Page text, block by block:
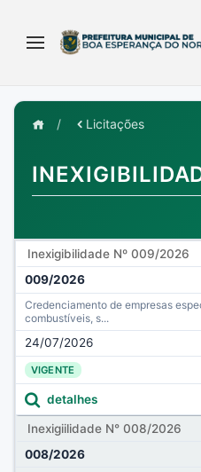
/ Licitações
Inexigibilidade Nº 009/2026
009/2026
Credenciamento de empresas
combustíveis, s...
24/07/2026
VIGENTE
detalhes
Inexigiilidade N° 008/2026
008/2026